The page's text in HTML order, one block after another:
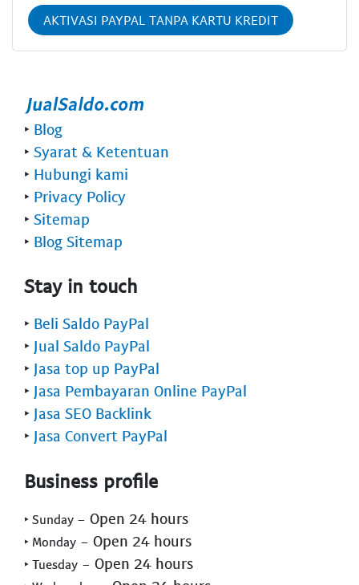
AKTIVASI PAYPAL TANPA KARTU KREDIT
‣ Blog
‣ Syarat & Ketentuan
‣ Hubungi kami
‣ Privacy Policy
‣ Sitemap
‣ Blog Sitemap
Stay in touch
‣ Beli Saldo PayPal
‣ Jual Saldo PayPal
‣ Jasa top up PayPal
‣ Jasa Pembayaran Online PayPal
‣ Jasa SEO Backlink
‣ Jasa Convert PayPal
Business profile
‣ Sunday - Open 24 hours
‣ Monday - Open 24 hours
‣ Tuesday - Open 24 hours